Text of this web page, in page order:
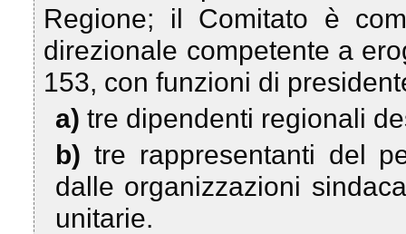
Regione; il Comitato è
direzionale competente a
153, con funzioni di
a) tre dipendenti regionali
b) tre rappresentanti del
dalle organizzazioni
unitarie.